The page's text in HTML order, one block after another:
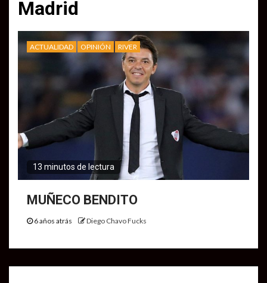
Madrid
ACTUALIDAD OPINIÓN RIVER
13 minutos de lectura
MUÑECO BENDITO
6 años atrás Diego Chavo Fucks